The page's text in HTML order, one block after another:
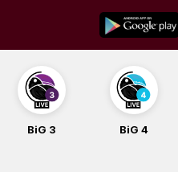
content
BiG 3 BiG 4